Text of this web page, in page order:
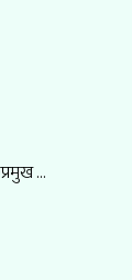
...